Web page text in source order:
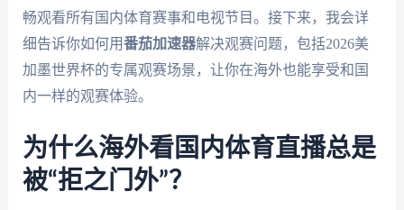
畅观看所有国内体育赛事和电视节目。接下来，我会详
细告诉你如何用番茄加速器解决观赛问题，包括2026美
加墨世界杯的专属观赛场景，让你在海外也能享受和国
内一样的观赛体验。
为什么海外看国内体育直播总是
被“拒之门外”？